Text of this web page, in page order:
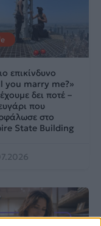
επικίνδυνο
you marry me?»
δει ποτέ –
που
στο
State Building